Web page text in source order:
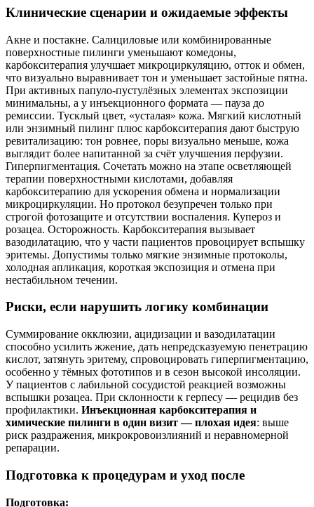
Клинические сценарии и ожидаемые эффекты
Акне и постакне. Салициловые или комбинированные
поверхностные пилинги уменьшают комедоны,
карбокситерапия улучшает микроциркуляцию, отток и обмен,
что визуально выравнивает тон и уменьшает застойные пятна.
При активных папуло‑пустулёзных элементах экспозиции
минимальны, а у инъекционного формата — пауза до
ремиссии. Тусклый цвет, «усталая» кожа. Мягкий кислотный
или энзимный пилинг плюс карбокситерапия дают быструю
ревитализацию: тон ровнее, поры визуально меньше, кожа
выглядит более напитанной за счёт улучшения перфузии.
Гиперпигментация. Сочетать можно на этапе осветляющей
терапии поверхностными кислотами, добавляя
карбокситерапию для ускорения обмена и нормализации
микроциркуляции. Но протокол безупречен только при
строгой фотозащите и отсутствии воспаления. Купероз и
розацеа. Осторожность. Карбокситерапия вызывает
вазодилатацию, что у части пациентов провоцирует вспышку
эритемы. Допустимы только мягкие энзимные протоколы,
холодная апликация, короткая экспозиция и отмена при
нестабильном течении.
Риски, если нарушить логику комбинации
Суммирование окклюзии, ацидизации и вазодилатации
способно усилить жжение, дать непредсказуемую пенетрацию
кислот, затянуть эритему, спровоцировать гиперпигментацию,
особенно у тёмных фототипов и в сезон высокой инсоляции.
У пациентов с лабильной сосудистой реакцией возможны
вспышки розацеа. При склонности к герпесу — рецидив без
профилактики. Инъекционная карбокситерапия и
химические пилинги в один визит — плохая идея: выше
риск раздражения, микрокровоизлияний и неравномерной
репарации.
Подготовка к процедурам и уход после
Подготовка: